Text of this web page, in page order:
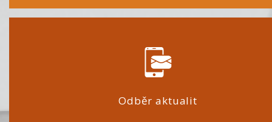
Odběr aktualit